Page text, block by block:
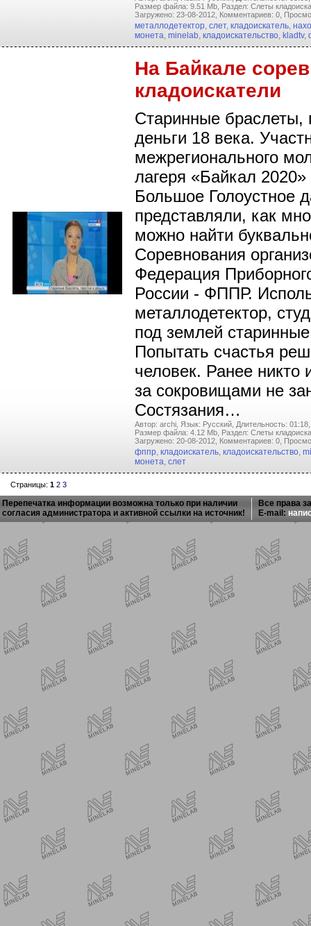
Размер файла: 9.51 Mb, Раздел: Слеты
Загружено: 23-08-2012, Комментариев: 0,
металлодетектор, слет, кладоискатель,
монета, minelab, кладоискательство, kladtv,
На Байкале
кладоискатели
Старинные браслеты,
деньги 18 века.
межрегионального
лагеря «Байкал 2020»
Большое Голоустное
представляли, как
можно найти
Соревнования
Федерация
России - ФППР.
металлодетектор,
под землей
Попытать счастья
человек. Ранее никто
за сокровищами не
Состязания…
Автор: archi, Язык: Русский, Длительность: 01:18,
Размер файла: 4.12 Mb, Раздел: Слеты
Загружено: 20-08-2012, Комментариев: 0,
фппр, кладоискатель, кладоискательство,
монета, слет
Страницы: 1 2 3
Перепечатка информации возможна только при наличии
согласия администратора и активной ссылки на источник!
Все права
E-mail: